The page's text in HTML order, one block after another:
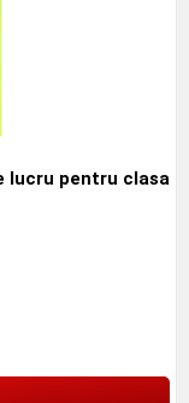
lucru pentru clasa